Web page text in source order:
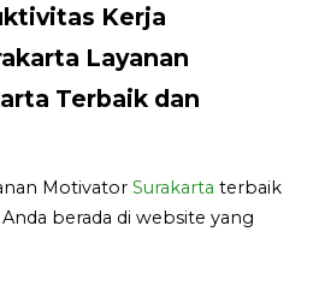
Kerja
Layanan
Terbaik dan
MotivatorSurakarta terbaik
berada di website yang